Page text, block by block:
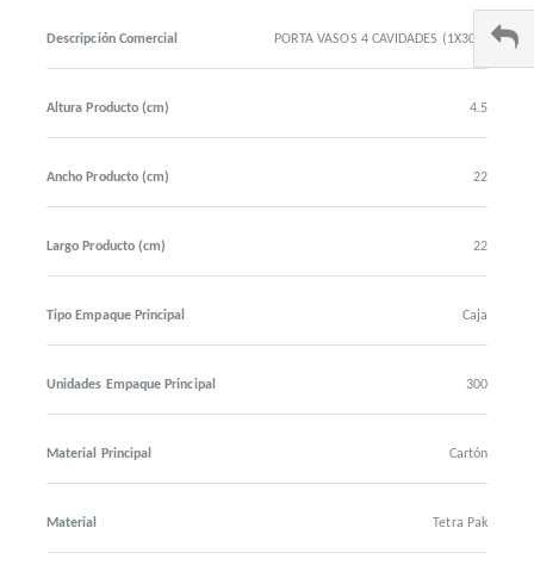
Descripción Comercial PORTA VASOS 4 CAVIDADES (1X300)
Altura Producto (cm) 4.5
Ancho Producto (cm) 22
Largo Producto (cm) 22
Tipo Empaque Principal Caja
Unidades Empaque Principal 300
Material Principal Cartón
Material Tetra Pak